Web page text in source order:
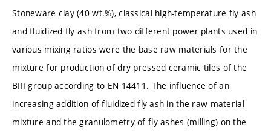
Stoneware clay (40 wt.%), classical high-temperature fly ash
and fluidized fly ash from two different power plants used in
various mixing ratios were the base raw materials for the
mixture for production of dry pressed ceramic tiles of the
BIII group according to EN 14411. The influence of an
increasing addition of fluidized fly ash in the raw material
mixture and the granulometry of fly ashes (milling) on the